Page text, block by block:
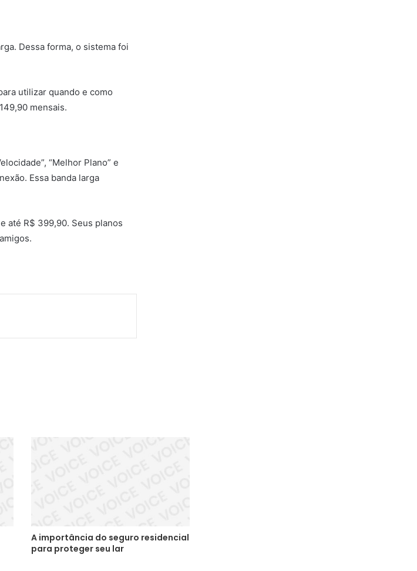
Dessa forma, o sistema foi
utilizar quando e como
mensais.
“Melhor Plano” e
Essa banda larga
até R$ 399,90. Seus planos
A importância do seguro residencial
para proteger seu lar